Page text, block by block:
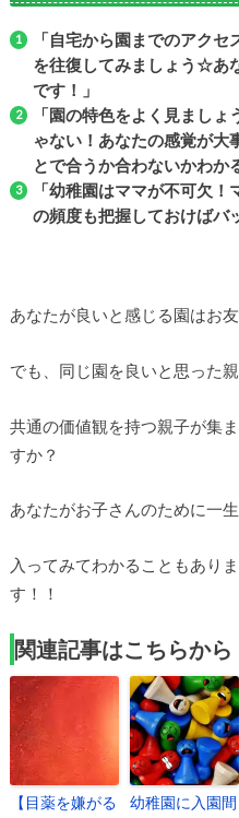
「自宅から園までのアク
を往復してみましょう☆あ
です！」
「園の特色をよく見まし
ゃない！あなたの感覚が
とで合うか合わないかわか
「幼稚園はママが不可欠
の頻度も把握しておけばバ
あなたが良いと感じる園はお
でも、同じ園を良いと思った
共通の価値観を持つ親子が集
すか？
あなたがお子さんのために一
入ってみてわかることもあり
す！！
関連記事はこちらから
【目薬を嫌がる
幼稚園に入園間